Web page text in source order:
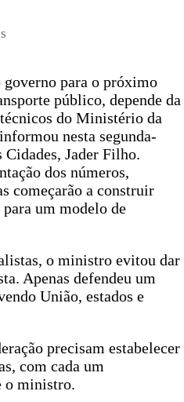
governo para o próximo
público, depende da
do Ministério da
nesta segunda-
Jader Filho.
dos números,
começarão a construir
um modelo de
o ministro evitou dar
Apenas defendeu um
União, estados e
precisam estabelecer
com cada um
o ministro.